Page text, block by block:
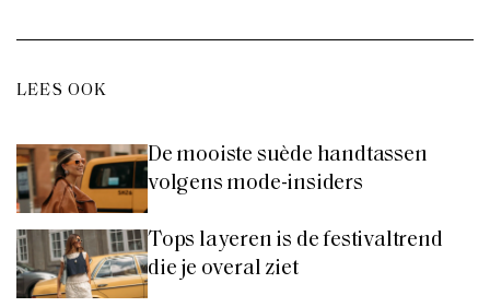
LEES OOK
De mooiste suède handtassen
volgens mode-insiders
Tops layeren is de festivaltrend
die je overal ziet